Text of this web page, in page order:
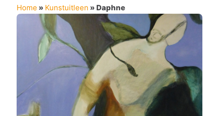
Home » Kunstuitleen » Daphne